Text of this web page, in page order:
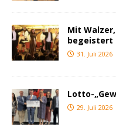
Mit
begeistert
31. Juli 2026
Lotto-
29. Juli 2026